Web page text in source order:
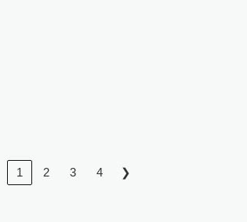
1 2 3 4 ❯